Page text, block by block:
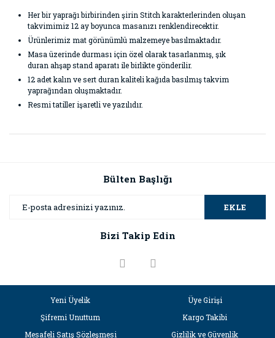
Her bir yaprağı birbirinden şirin Stitch karakterlerinden oluşan
takvimimiz 12 ay boyunca masanızı renklendirecektir.
Ürünlerimiz mat görünümlü malzemeye basılmaktadır.
Masa üzerinde durması için özel olarak tasarlanmış, şık
duran ahşap stand aparatı ile birlikte gönderilir.
12 adet kalın ve sert duran kaliteli kağıda basılmış takvim
yaprağından oluşmaktadır.
Resmi tatiller işaretli ve yazılıdır.
Görüş ve önerileriniz için teşekkür ederiz.
Ürün resmi kalitesiz, bozuk veya görüntülenemiyor.
Ürün bilgilerinde hatalar bulunuyor.
Bülten Başlığı
EKLE
Bizi Takip Edin
Yeni Üyelik
Üye Girişi
Şifremi Unuttum
Kargo Takibi
Mesafeli Satış Sözleşmesi
Gizlilik ve Güvenlik